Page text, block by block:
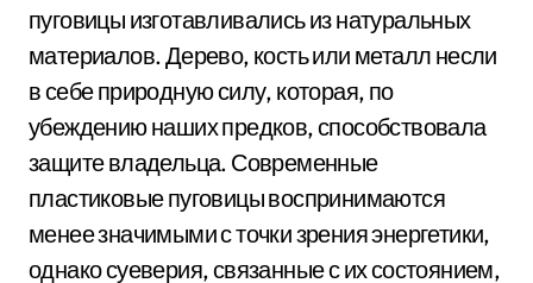
пуговицы изготавливались из натуральных
материалов. Дерево, кость или металл несли
в себе природную силу, которая, по
убеждению наших предков, способствовала
защите владельца. Современные
пластиковые пуговицы воспринимаются
менее значимыми с точки зрения энергетики,
однако суеверия, связанные с их состоянием,